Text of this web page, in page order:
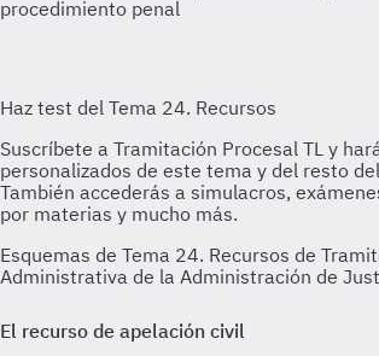
procedimiento penal
Esquemas de Tema 24. Recursos de
Administrativa de la Administración de
El recurso de apelación civil